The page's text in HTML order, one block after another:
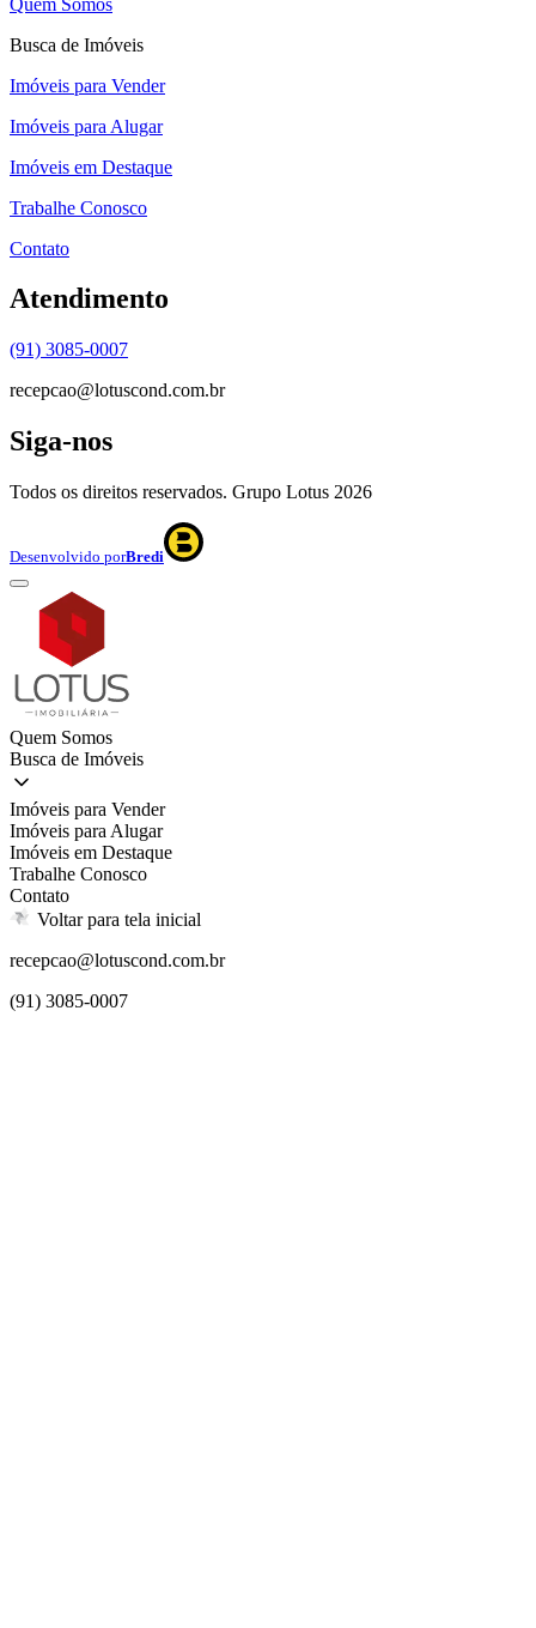
Busca de Imóveis
Imóveis para Vender
Imóveis para Alugar
Imóveis em Destaque
Trabalhe Conosco
Contato
Atendimento
(91) 3085-0007
recepcao@lotuscond.com.br
Siga-nos
Todos os direitos reservados. Grupo Lotus 2026
Desenvolvido porBredi
Quem Somos
Busca de Imóveis
Imóveis para Vender
Imóveis para Alugar
Imóveis em Destaque
Trabalhe Conosco
Contato
Voltar para tela inicial
recepcao@lotuscond.com.br
(91) 3085-0007